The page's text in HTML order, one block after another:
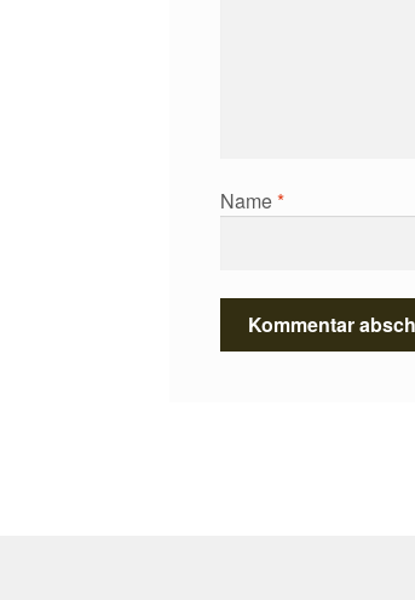
Name*